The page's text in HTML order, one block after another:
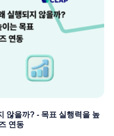
않을까? - 목표 실행력을 높
연동